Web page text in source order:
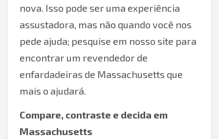
nova. Isso pode ser uma experiência
assustadora, mas não quando você nos
pede ajuda; pesquise em nosso site para
encontrar um revendedor de
enfardadeiras de Massachusetts que
mais o ajudará.
Compare, contraste e decida em
Massachusetts